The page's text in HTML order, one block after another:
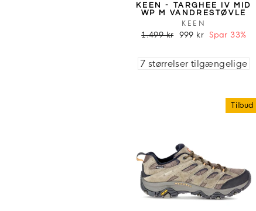
KEEN - TARGHEE IV MID
WP M VANDRESTØVLE
KEEN
1.499 kr 999 kr Spar 33%
7 størrelser tilgængelige
Tilbud